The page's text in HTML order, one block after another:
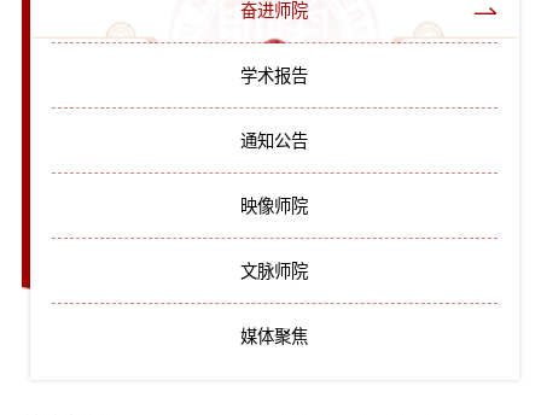
奋进师院
学术报告
通知公告
映像师院
文脉师院
媒体聚焦